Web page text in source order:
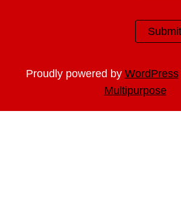
Proudly powered by WordPress
Multipurpose